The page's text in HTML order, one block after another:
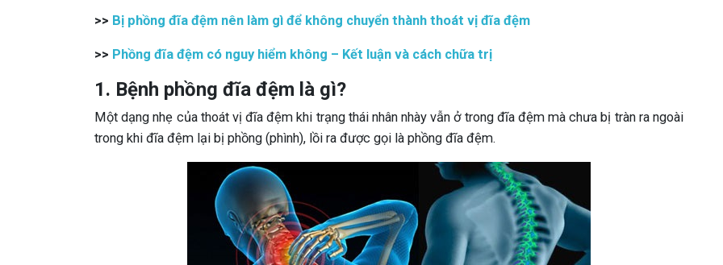
>> Bị phồng đĩa đệm nên làm gì để không chuyển thành thoát vị đĩa đệm
>> Phồng đĩa đệm có nguy hiểm không – Kết luận và cách chữa trị
1. Bệnh phồng đĩa đệm là gì?
Một dạng nhẹ của thoát vị đĩa đệm khi trạng thái nhân nhày vẫn ở trong đĩa đệm mà chưa bị tràn ra ngoài
trong khi đĩa đệm lại bị phồng (phình), lồi ra được gọi là phồng đĩa đệm.